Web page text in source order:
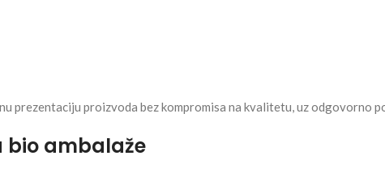
prezentaciju proizvoda bez kompromisa na kvalitetu, uz odgovorno
bio ambalaže